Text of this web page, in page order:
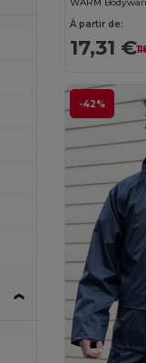
À partir de:
17,31 €
-42%